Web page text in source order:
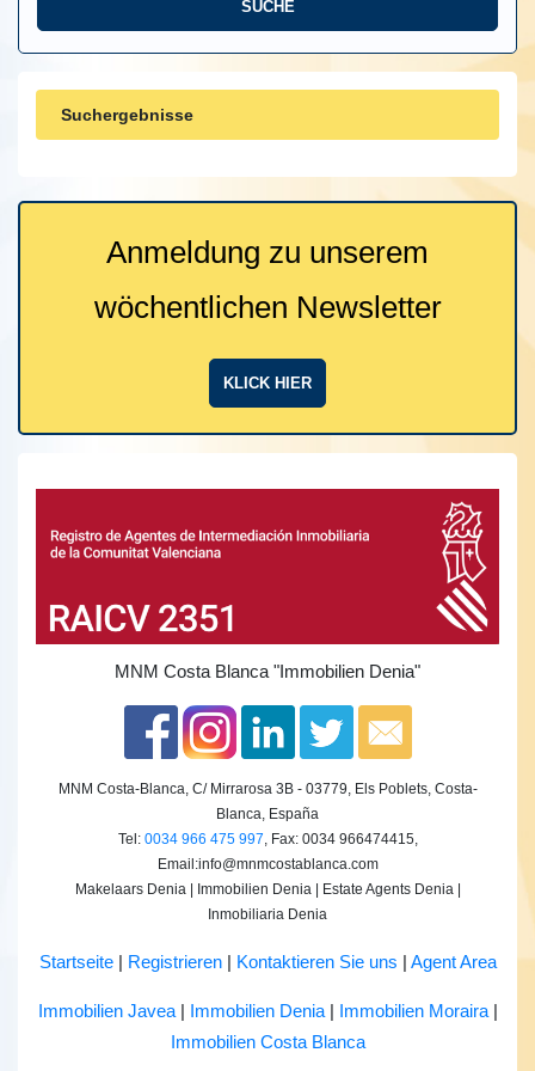
Suchergebnisse
Anmeldung zu unserem
wöchentlichen Newsletter
KLICK HIER
MNM Costa Blanca "Immobilien Denia"
MNM Costa-Blanca, C/ Mirrarosa 3B - 03779, Els Poblets, Costa-
Blanca, España
Tel: 0034 966 475 997 , Fax: 0034 966474415,
Email:info@mnmcostablanca.com
Makelaars Denia | Immobilien Denia | Estate Agents Denia |
Inmobiliaria Denia
Startseite| Registrieren| Kontaktieren Sie uns Agent Area
Immobilien Javea| Immobilien Denia| Immobilien Moraira|
Immobilien Costa Blanca